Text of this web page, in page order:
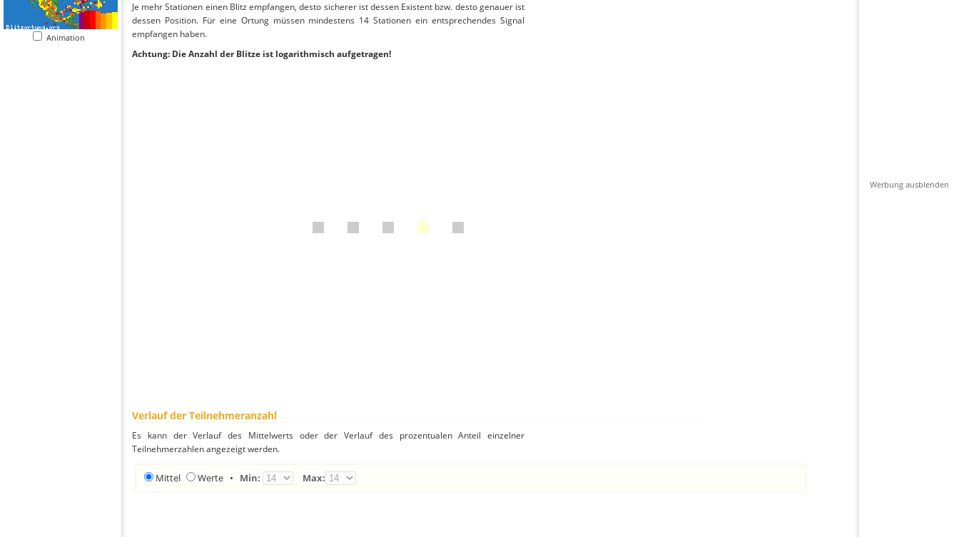
Animation
Je mehr Stationen einen Blitz empfangen, desto sicherer ist dessen Existent bzw. desto genauer ist
dessen Position. Für eine Ortung müssen mindestens 14 Stationen ein entsprechendes Signal
empfangen haben.
Achtung: Die Anzahl der Blitze ist logarithmisch aufgetragen!
Verlauf der Teilnehmeranzahl
Es kann der Verlauf des Mittelwerts oder der Verlauf des prozentualen Anteil einzelner
Teilnehmerzahlen angezeigt werden.
Mittel Werte • Min: Max:
Werbung ausblenden